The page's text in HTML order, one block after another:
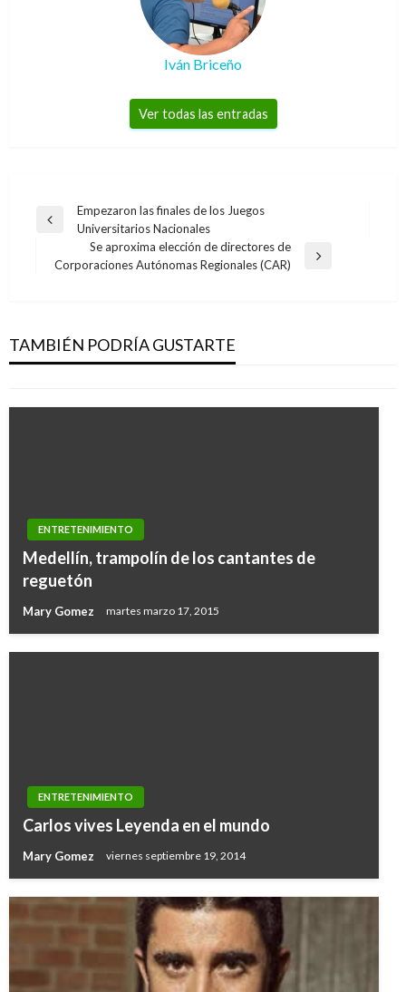
Iván Briceño
Ver todas las entradas
Navegación
entradas
Entrada
Empezaron las finales de los Juegos
Universitarios Nacionales
Entrada
Se aproxima elección de directores de
Corporaciones Autónomas Regionales (CAR)
TAMBIÉN PODRÍA GUSTARTE
Centro Chía
Iván Briceño viernes abril 21, 2017
ENTRETENIMIENTO
Medellín, trampolín de los cantantes de
reguetón
Mary Gomez martes marzo 17, 2015
ENTRETENIMIENTO
Carlos vives Leyenda en el mundo
Mary Gomez viernes septiembre 19, 2014